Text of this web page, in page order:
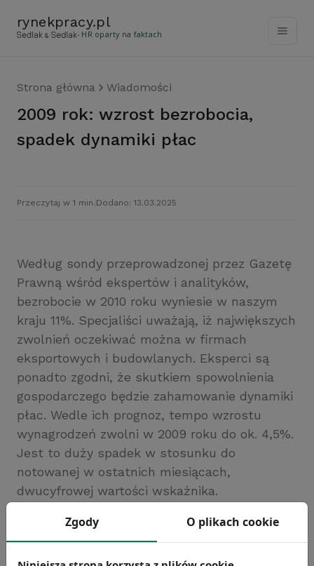
rynekpracy.pl
- HR oparty na faktach
Strona główna Wiadomości
2009 rok: wzrost bezrobocia,
spadek dynamiki płac
Przeczytaj w 1 min. Dodano: 13.03.2025
Według sondy przeprowadzonej przez Gazetę
Prawną wśród ekspertów i analityków,
bezrobocie w 2010 roku wyniesie w naszym
kraju 11%. Specjaliści uważają, iż największych
zwolnień oczekiwać można w firmach
eksportowych i budowlanych. Eksperci są
ponadto zgodni, że skutkiem spowolnienia
gospodarczego będzie zahamowanie dynamiki
płac. Wedle ich prognoz, tempo wzrostu
wynagrodzeń zwolni w 2009 roku do ok. 4,5%.
Jest to duży spadek w stosunku do
notowanej w ostatnich miesiącach,
dwucyfrowej wartości wskaźnika.
Chcesz wiedzieć więcej?
Zgody O plikach cookie